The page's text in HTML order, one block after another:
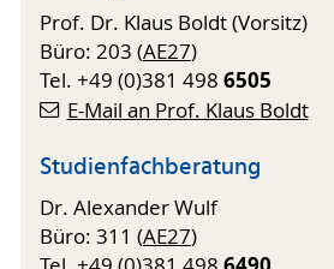
Prof. Dr. Klaus Boldt (Vorsitz)
Büro: 203 (AE27)
Tel. +49 (0)381 498 6505
E-Mail an Prof. Klaus Boldt
Studienfachberatung
Dr. Alexander Wulf
Büro: 311 (AE27)